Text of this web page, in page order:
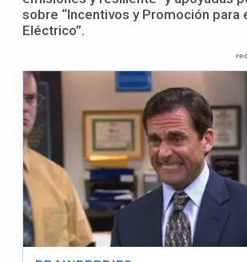
sobre “Incentivos y Promoción para
Eléctrico”.